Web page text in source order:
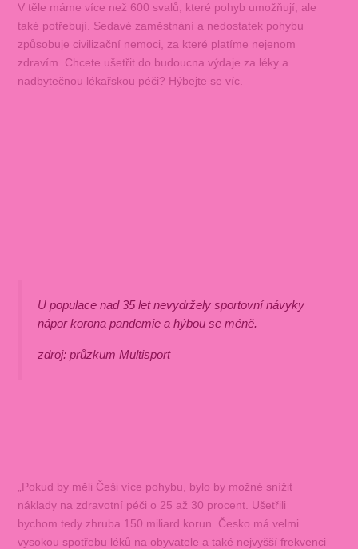
V těle máme více než 600 svalů, které pohyb umožňují, ale
také potřebují. Sedavé zaměstnání a nedostatek pohybu
způsobuje civilizační nemoci, za které platíme nejenom
zdravím. Chcete ušetřit do budoucna výdaje za léky a
nadbytečnou lékařskou péči? Hýbejte se víc.
U populace nad 35 let nevydržely sportovní návyky
nápor korona pandemie a hýbou se méně.
zdroj: průzkum Multisport
„Pokud by měli Češi více pohybu, bylo by možné snížit
náklady na zdravotní péči o 25 až 30 procent. Ušetřili
bychom tedy zhruba 150 miliard korun. Česko má velmi
vysokou spotřebu léků na obyvatele a také nejvyšší frekvenci